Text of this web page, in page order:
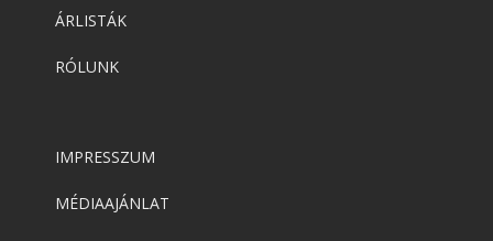
ÁRLISTÁK
RÓLUNK
IMPRESSZUM
MÉDIAAJÁNLAT